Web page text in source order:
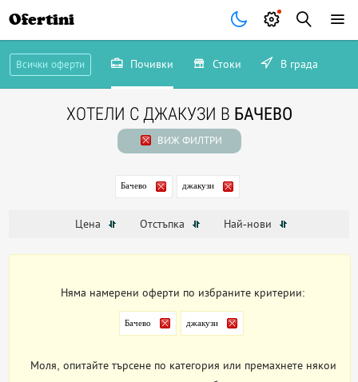
Ofertini
Всички оферти Почивки Стоки В града
ХОТЕЛИ С ДЖАКУЗИ В БАЧЕВО
ВИЖ ФИЛТРИ
Бачево джакузи
Цена Отстъпка Най-нови
Няма намерени оферти по избраните критерии:
Бачево джакузи
Моля, опитайте търсене по категория или премахнете някои